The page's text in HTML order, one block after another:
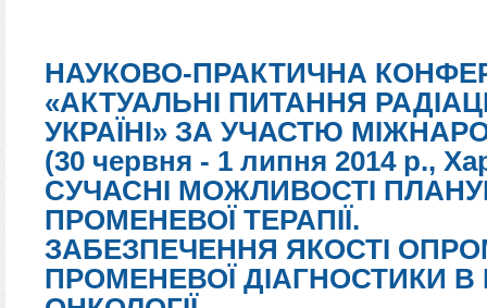
НАУКОВО-ПРАКТИЧНА
«АКТУАЛЬНІ ПИТАННЯ
УКРАЇНІ» ЗА УЧАСТЮ
(30 червня - 1 липня 2014 р.,
СУЧАСНІ МОЖЛИВОСТІ
ПРОМЕНЕВОЇ ТЕРАПІЇ.
ЗАБЕЗПЕЧЕННЯ ЯКОСТІ
ПРОМЕНЕВОЇ ДІАГНОСТИКИ В